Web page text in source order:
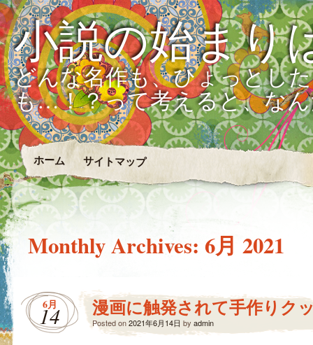
小説の始まり
どんな名作も、ひょっとし
も…！？って考えると、な
ホーム サイトマップ
Monthly Archives: 6月 2021
6月
14 漫画に触発されて手作りク
Posted on2021年6月14日 by admin